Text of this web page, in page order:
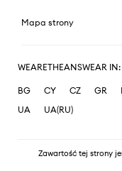
Mapa strony
WEARETHEANSWEAR IN:
BG CY CZ GR
UA
UA(RU)
Zawartość tej strony